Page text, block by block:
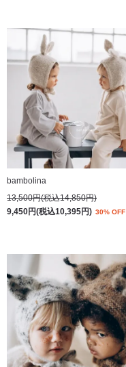
bambolina
13,500円(税込14,850円)
9,450円(税込10,395円) 30% OFF